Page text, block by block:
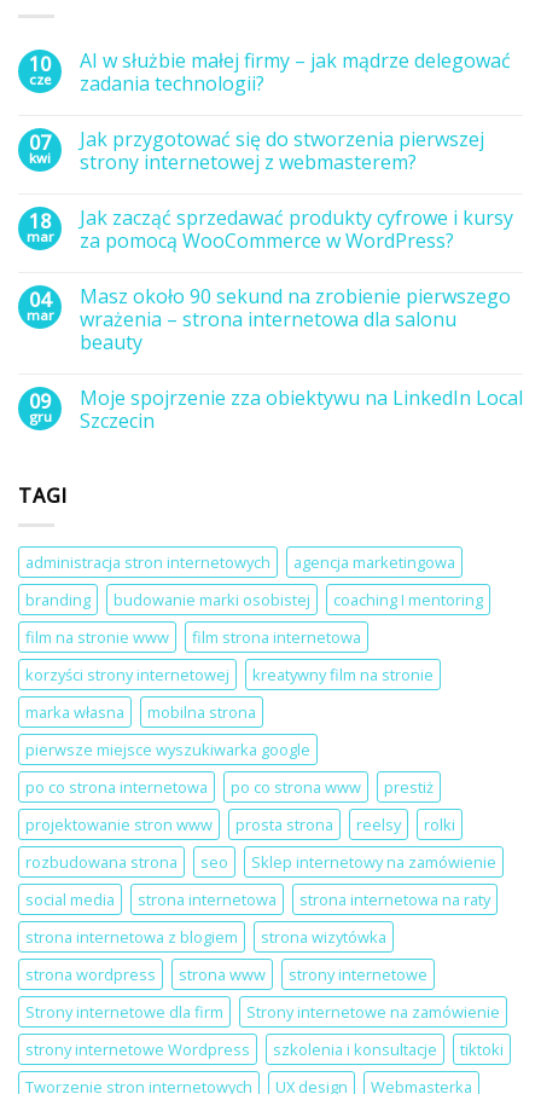
10
cze
AI w służbie małej firmy – jak mądrze delegować
zadania technologii?
do
AI
w
firmy
–
jak
zadania
technologii?
07
kwi
Jak przygotować się do stworzenia pierwszej
strony internetowej z webmasterem?
do
Jak
przygotować
stworzenia
pierwszej
strony
internetowej
18
mar
Jak zacząć sprzedawać produkty cyfrowe i kursy
za pomocą WooCommerce w WordPress?
do
Jak
zacząć
sprzedawać
produkty
kursy
za
04
mar
Masz około 90 sekund na zrobienie pierwszego
wrażenia – strona internetowa dla salonu
beauty
do
Masz
około
strona
internetowa
dla
salonu
beauty
09
gru
Moje spojrzenie zza obiektywu na LinkedIn Local
Szczecin
na
LinkedIn
Local
Szczecin
TAGI
administracja stron internetowych
agencja marketingowa
branding
budowanie marki osobistej
coaching I mentoring
film na stronie www
film strona internetowa
korzyści strony internetowej
kreatywny film na stronie
marka własna
mobilna strona
pierwsze miejsce wyszukiwarka google
po co strona internetowa
po co strona www
prestiż
projektowanie stron www
prosta strona reelsy
rolki
rozbudowana strona
seo
Sklep internetowy na zamówienie
social media
strona internetowa
strona internetowa na raty
strona internetowa z blogiem
strona wizytówka
strona wordpress
strona www
strony internetowe
Strony internetowe dla firm
Strony internetowe na zamówienie
strony internetowe Wordpress
szkolenia i konsultacje
tiktoki
Tworzenie stron internetowych
UX design Webmasterka